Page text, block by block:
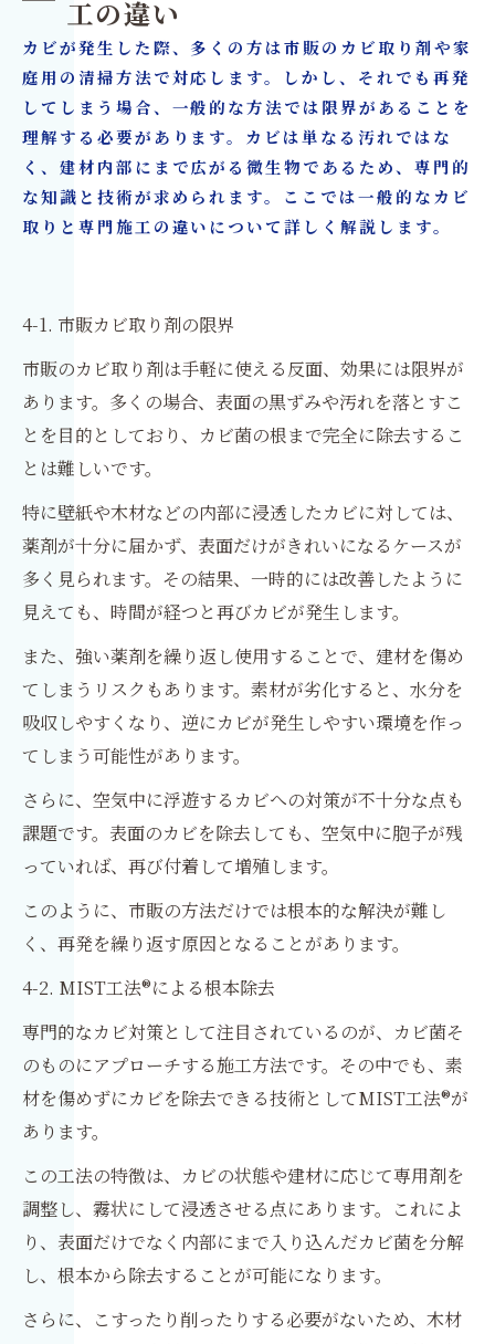
工の違い
カビが発生した際、多くの方は市販のカビ取り剤や家
庭用の清掃方法で対応します。しかし、それでも再発
してしまう場合、一般的な方法では限界があることを
理解する必要があります。カビは単なる汚れではな
く、建材内部にまで広がる微生物であるため、専門的
な知識と技術が求められます。ここでは一般的なカビ
取りと専門施工の違いについて詳しく解説します。
4-1. 市販カビ取り剤の限界
市販のカビ取り剤は手軽に使える反面、効果には限界が
あります。多くの場合、表面の黒ずみや汚れを落とすこ
とを目的としており、カビ菌の根まで完全に除去するこ
とは難しいです。
特に壁紙や木材などの内部に浸透したカビに対しては、
薬剤が十分に届かず、表面だけがきれいになるケースが
多く見られます。その結果、一時的には改善したように
見えても、時間が経つと再びカビが発生します。
また、強い薬剤を繰り返し使用することで、建材を傷め
てしまうリスクもあります。素材が劣化すると、水分を
吸収しやすくなり、逆にカビが発生しやすい環境を作っ
てしまう可能性があります。
さらに、空気中に浮遊するカビへの対策が不十分な点も
課題です。表面のカビを除去しても、空気中に胞子が残
っていれば、再び付着して増殖します。
このように、市販の方法だけでは根本的な解決が難し
く、再発を繰り返す原因となることがあります。
4-2. MIST工法®による根本除去
専門的なカビ対策として注目されているのが、カビ菌そ
のものにアプローチする施工方法です。その中でも、素
材を傷めずにカビを除去できる技術としてMIST工法®が
あります。
この工法の特徴は、カビの状態や建材に応じて専用剤を
調整し、霧状にして浸透させる点にあります。これによ
り、表面だけでなく内部にまで入り込んだカビ菌を分解
し、根本から除去することが可能になります。
さらに、こすったり削ったりする必要がないため、木材